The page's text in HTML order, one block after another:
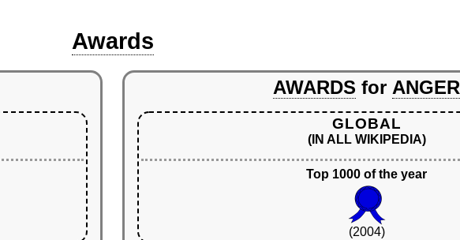
Awards
AWARDS for ANGER
GLOBAL
(IN ALL WIKIPEDIA)
Top 1000 of the year
(2004)